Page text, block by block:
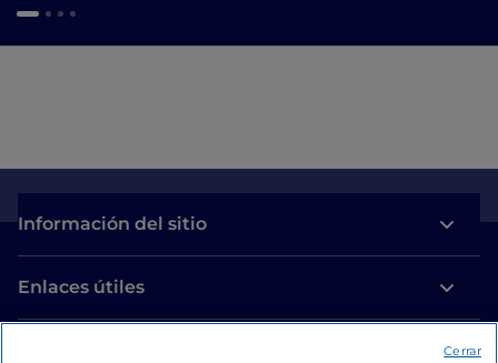
Información del sitio
Enlaces útiles
Cerrar